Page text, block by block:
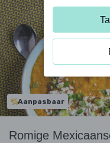
Aanpasbaar
Romige